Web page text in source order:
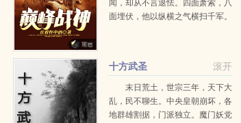
闻，却从不言退怯。四面萧索，八
面埋伏，他以纵横之气横扫千军。
滚开
十方武圣
末日荒土，世宗三年，天下大
乱，民不聊生。中央皇朝崩坏，各
地群雄割据，门派独立。魔门妖党